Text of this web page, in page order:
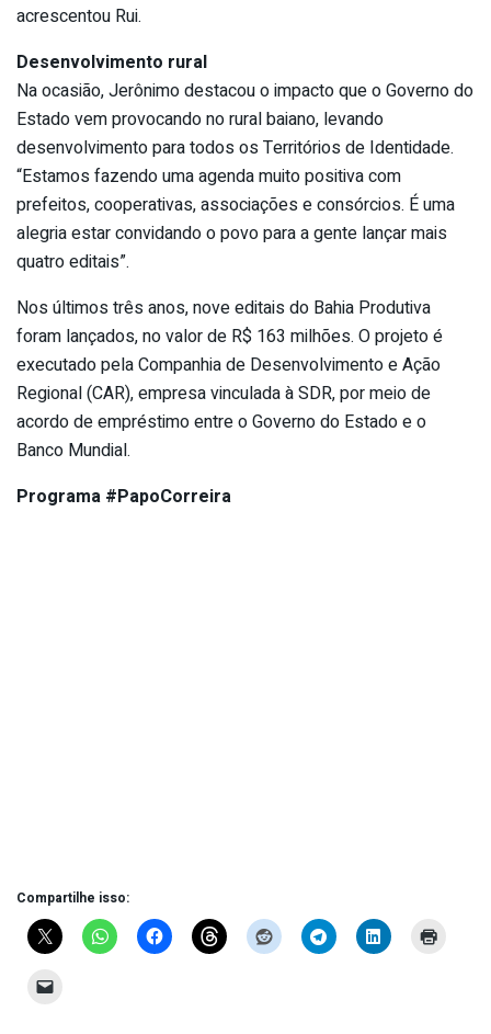
acrescentou Rui.
Desenvolvimento rural
Na ocasião, Jerônimo destacou o impacto que o Governo do
Estado vem provocando no rural baiano, levando
desenvolvimento para todos os Territórios de Identidade.
“Estamos fazendo uma agenda muito positiva com
prefeitos, cooperativas, associações e consórcios. É uma
alegria estar convidando o povo para a gente lançar mais
quatro editais”.
Nos últimos três anos, nove editais do Bahia Produtiva
foram lançados, no valor de R$ 163 milhões. O projeto é
executado pela Companhia de Desenvolvimento e Ação
Regional (CAR), empresa vinculada à SDR, por meio de
acordo de empréstimo entre o Governo do Estado e o
Banco Mundial.
Programa #PapoCorreira
Compartilhe isso: